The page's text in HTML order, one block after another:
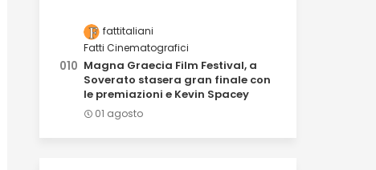
fattitaliani
Fatti Cinematografici
Magna Graecia Film Festival, a
Soverato stasera gran finale con
le premiazioni e Kevin Spacey
01 agosto